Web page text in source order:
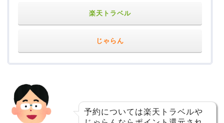
楽天トラベル
じゃらん
予約については楽天トラベルや